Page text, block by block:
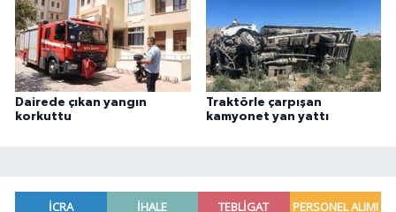
Dairede çıkan yangın
korkuttu
Traktörle çarpışan
kamyonet yan yattı